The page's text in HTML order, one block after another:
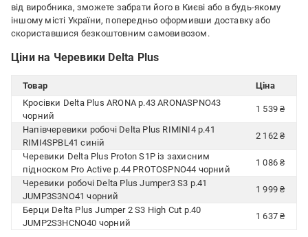
від виробника, зможете забрати його в Києві або в будь-якому
іншому місті України, попередньо оформивши доставку або
скориставшися безкоштовним самовивозом.
Ціни на Черевики Delta Plus
Товар
Ціна
Кросівки Delta Plus ARONA р.43 ARONASPNO43
чорний
1 539 ₴
Напівчеревики робочі Delta Plus RIMINI4 р.41
RIMI4SPBL41 синій
2 162 ₴
Черевики Delta Plus Proton S1P із захисним
підноском Pro Active р.44 PROTOSPNO44 чорний
1 086 ₴
Черевики робочі Delta Plus Jumper3 S3 р.41
JUMP3S3NO41 чорний
1 999 ₴
Берци Delta Plus Jumper 2 S3 High Cut р.40
JUMP2S3HCNO40 чорний
1 637 ₴